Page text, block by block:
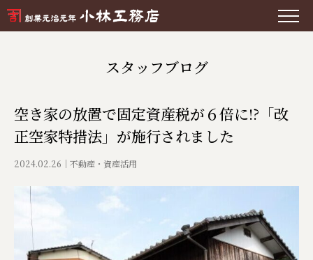
スタッフブログ
空き家の放置で固定資産税が６倍に!?「改
正空家特措法」が施行されました
2024.02.26 不動産・資産活用